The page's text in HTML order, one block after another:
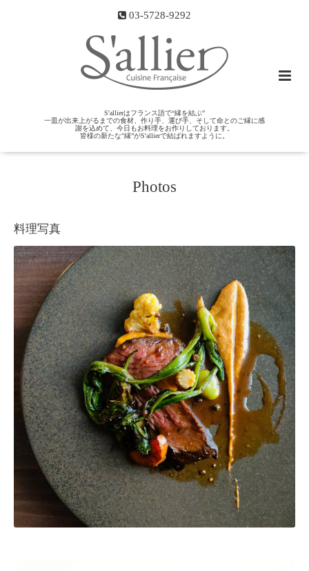
03-5728-9292
S'allierはフランス語で“縁を結ぶ”
一皿が出来上がるまでの食材、作り手、運び手、そして命とのご縁に感
謝を込めて、今日もお料理をお作りしております。
皆様の新たな"縁”がS'allierで結ばれますように。
Photos
料理写真